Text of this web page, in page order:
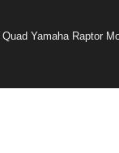
Quad Yamaha Raptor